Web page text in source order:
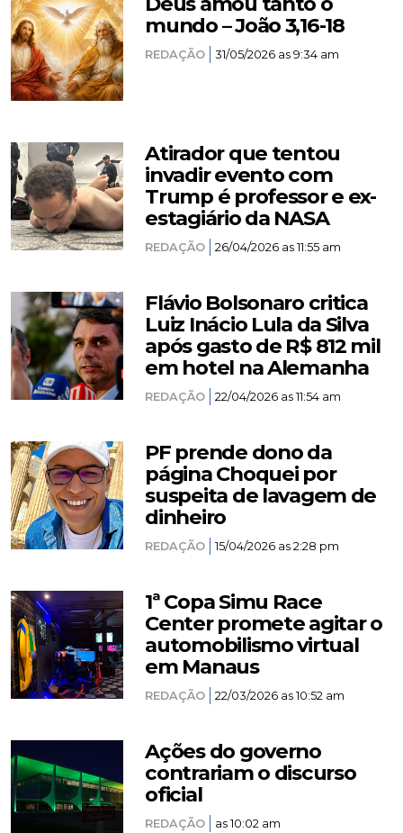
mundo – João 3,16-18
REDAÇÃO 31/05/2026 as 9:34 am
Atirador que tentou
invadir evento com
Trump é professor e ex-
estagiário da NASA
REDAÇÃO 26/04/2026 as 11:55 am
Flávio Bolsonaro critica
Luiz Inácio Lula da Silva
após gasto de R$ 812 mil
em hotel na Alemanha
REDAÇÃO 22/04/2026 as 11:54 am
PF prende dono da
página Choquei por
suspeita de lavagem de
dinheiro
REDAÇÃO 15/04/2026 as 2:28 pm
1ª Copa Simu Race
Center promete agitar o
automobilismo virtual
em Manaus
REDAÇÃO 22/03/2026 as 10:52 am
Ações do governo
contrariam o discurso
oficial
REDAÇÃO as 10:02 am